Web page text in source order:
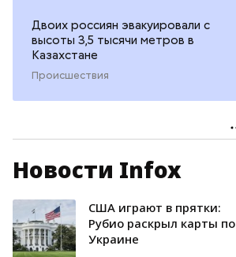
Двоих россиян эвакуировали с
высоты 3,5 тысячи метров в
Казахстане
Происшествия
Новости Infox
США играют в прятки:
Рубио раскрыл карты по
Украине